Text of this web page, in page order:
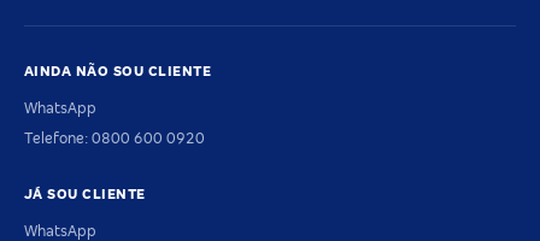
AINDA NÃO SOU CLIENTE
WhatsApp
Telefone: 0800 600 0920
JÁ SOU CLIENTE
WhatsApp